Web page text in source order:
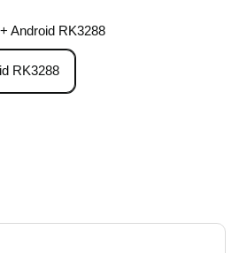
Android RK3288
RK3288